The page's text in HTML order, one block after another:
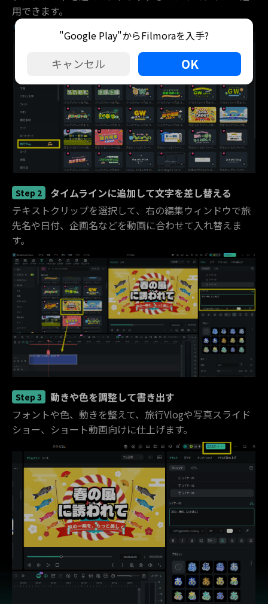
用できます。
Step 2
タイムラインに追加して文字を差し替える
テキストクリップを選択して、右の編集ウィンドウで旅
先名や日付、企画名などを動画に合わせて入れ替えま
す。
Step 3
動きや色を調整して書き出す
フォントや色、動きを整えて、旅行Vlogや写真スライド
ショー、ショート動画向けに仕上げます。
"Google Play"からFilmoraを入手?
キャンセル OK